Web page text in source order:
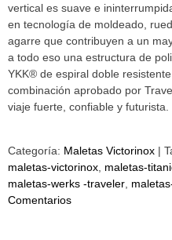
vertical es suave e
en tecnología de moldeado,
agarre que contribuyen a un
a todo eso una estructura de
YKK® de espiral doble
combinación aprobado por
viaje fuerte, confiable y futurista.
Categoría: Maletas Victorinox |
maletas-victorinox maletas-
maletas-werks -traveler
Comentarios